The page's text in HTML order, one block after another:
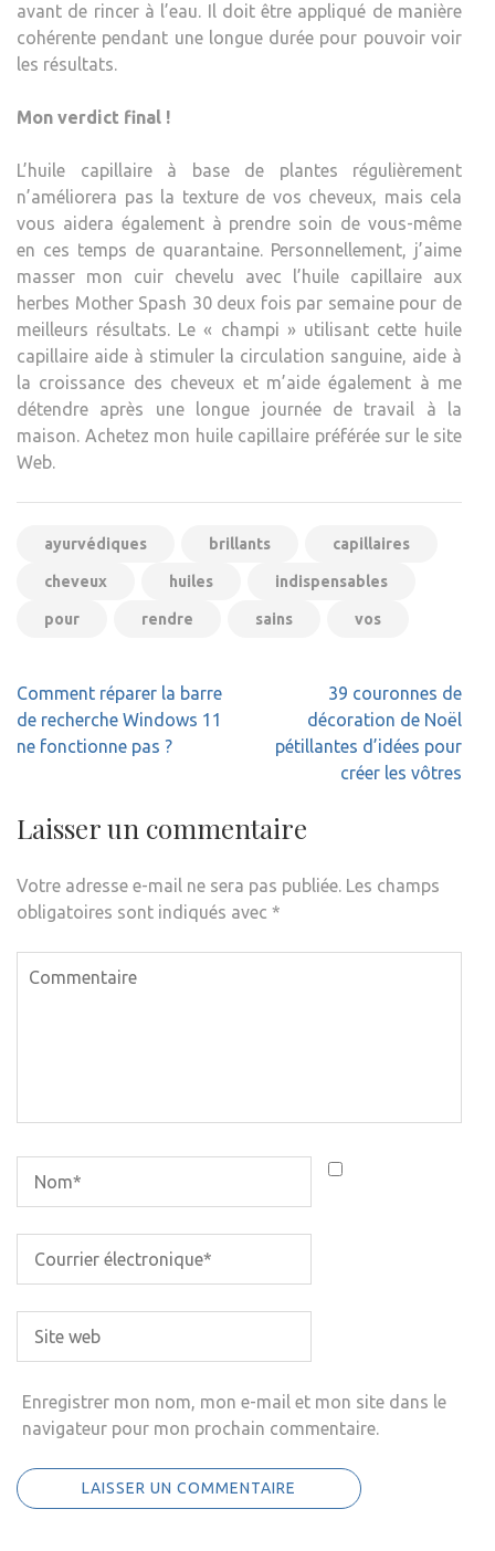
avant de rincer à l’eau. Il doit être appliqué de manière
cohérente pendant une longue durée pour pouvoir voir
les résultats.
Mon verdict final !
L’huile capillaire à base de plantes régulièrement
n’améliorera pas la texture de vos cheveux, mais cela
vous aidera également à prendre soin de vous-même
en ces temps de quarantaine. Personnellement, j’aime
masser mon cuir chevelu avec l’huile capillaire aux
herbes Mother Spash 30 deux fois par semaine pour de
meilleurs résultats. Le « champi » utilisant cette huile
capillaire aide à stimuler la circulation sanguine, aide à
la croissance des cheveux et m’aide également à me
détendre après une longue journée de travail à la
maison. Achetez mon huile capillaire préférée sur le site
Web.
ayurvédiques brillants capillaires
cheveux huiles indispensables
pour rendre sains vos
Navigation
de
l’article
Comment réparer la barre
de recherche Windows 11
ne fonctionne pas ?
39 couronnes de
décoration de Noël
pétillantes d’idées pour
créer les vôtres
Laisser un commentaire
Votre adresse e-mail ne sera pas publiée. Les champs
obligatoires sont indiqués avec *
Enregistrer mon nom, mon e-mail et mon site dans le
navigateur pour mon prochain commentaire.